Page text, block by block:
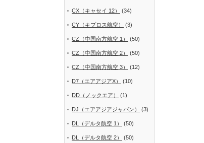
CX（キャセイ 12） (34)
CY（キプロス航空） (3)
CZ（中国南方航空 1） (50)
CZ（中国南方航空 2） (50)
CZ（中国南方航空 3） (12)
D7（エアアジアX） (10)
DD（ノックエア） (1)
DJ（エアアジアジャパン） (3)
DL（デルタ航空 1） (50)
DL（デルタ航空 2） (50)